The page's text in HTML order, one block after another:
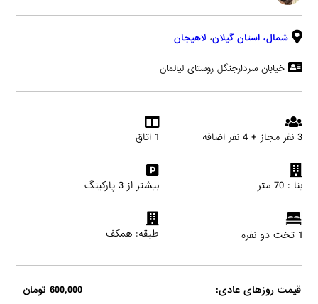
شمال، استان گیلان، لاهیجان
خیابان سردارجنگل روستای لیالمان
3 نفر مجاز + 4 نفر اضافه 1 اتاق
بنا : 70 متر بیشتر از 3 پارکینگ
1 تخت دو نفره طبقه: همکف
قیمت روزهای عادی: 600,000 تومان